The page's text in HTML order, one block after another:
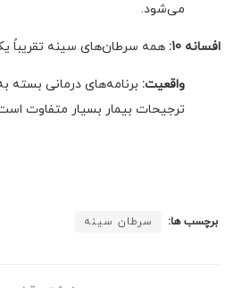
می‌شود.
افسانه 10: همه سرطان‌های سینه تقریباً
واقعیت: برنامه‌های درمانی بسته
ترجیحات بیمار بسیار متفاوت
برچسب ها: سرطان سینه